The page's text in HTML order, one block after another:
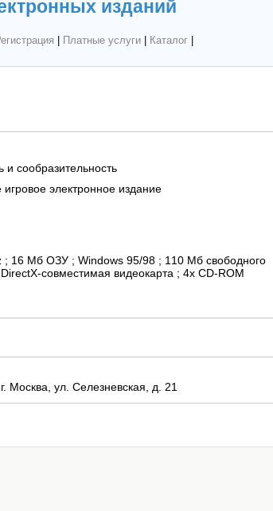
изданий
Платные услуги| Каталог|
и сообразительность
электронное издание
; 16 Мб ОЗУ ; Windows 95/98 ; 110 Мб свободного
совместимая видеокарта ; 4x CD-ROM
Москва, ул. Селезневская, д. 21